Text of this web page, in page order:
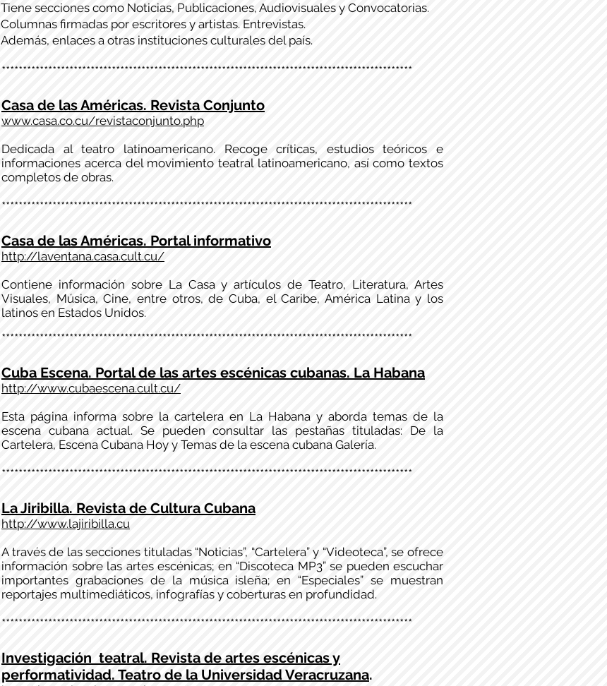
Tiene secciones como Noticias, Publicaciones, Audiovisuales y Convocatorias.
Columnas firmadas por escritores y artistas. Entrevistas.
Además, enlaces a otras instituciones culturales del país.
*************************************************************************************************
Casa de las Américas. Revista Conjunto
www.casa.co.cu/revistaconjunto.php
Dedicada al teatro latinoamericano. Recoge críticas, estudios teóricos e
informaciones acerca del movimiento teatral latinoamericano, así como textos
completos de obras.
*************************************************************************************************
Casa de las Américas. Portal informativo
http://laventana.casa.cult.cu/
Contiene información sobre La Casa y artículos de Teatro, Literatura, Artes
Visuales, Música, Cine, entre otros, de Cuba, el Caribe, América Latina y los
latinos en Estados Unidos.
*************************************************************************************************
Cuba Escena. Portal de las artes escénicas cubanas. La Habana
http://www.cubaescena.cult.cu/
Esta página informa sobre la cartelera en La Habana y aborda temas de la
escena cubana actual. Se pueden consultar las pestañas tituladas: De la
Cartelera, Escena Cubana Hoy y Temas de la escena cubana Galería.
*************************************************************************************************
La Jiribilla. Revista de Cultura Cubana
http://www.lajiribilla.cu
A través de las secciones tituladas “Noticias”, “Cartelera” y “Videoteca”, se ofrece
información sobre las artes escénicas; en “Discoteca MP3” se pueden escuchar
importantes grabaciones de la música isleña; en “Especiales” se muestran
reportajes multimediáticos, infografías y coberturas en profundidad.
*************************************************************************************************
Investigación teatral. Revista de artes escénicas y
performatividad. Teatro de la Universidad Veracruzana.